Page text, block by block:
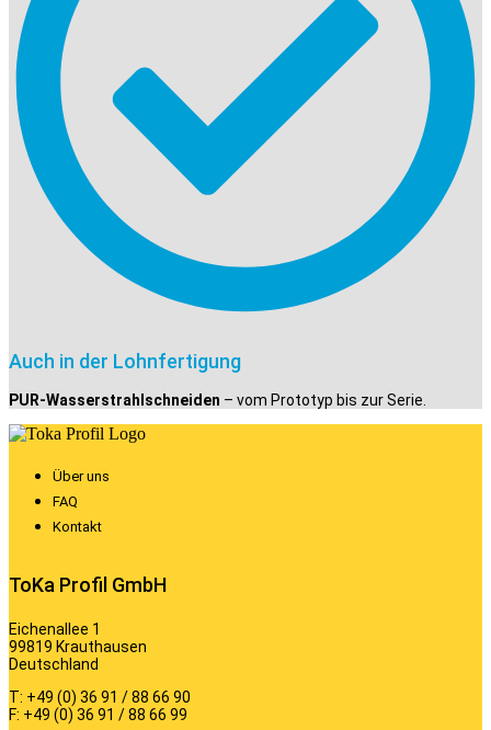
Auch in der Lohnfertigung
PUR-Wasserstrahlschneiden – vom Prototyp bis zur Serie.
Über uns
FAQ
Kontakt
ToKa Profil GmbH
Eichenallee 1
99819 Krauthausen
Deutschland
T: +49 (0) 36 91 / 88 66 90
F: +49 (0) 36 91 / 88 66 99